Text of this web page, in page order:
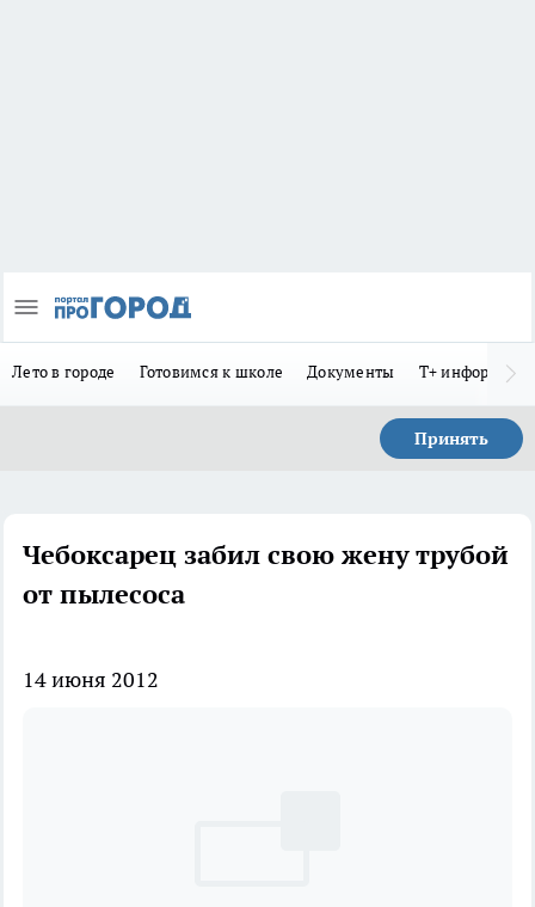
Лето в городе Готовимся к школе Документы Т+
Принять
Чебоксарец забил свою жену трубой
от пылесоса
14 июня 2012